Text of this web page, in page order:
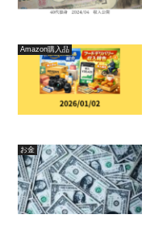
Amazon購入品
お金